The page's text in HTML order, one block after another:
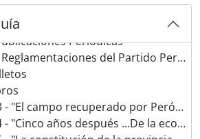
Periódicas
del Partido Peronista
campo recuperado por Perón" de Juan Domingo Perón [Libro]
después …De la economía social-justicialista al régimen liberal-capitalista" de Antonio F. Cafiero [Libro]